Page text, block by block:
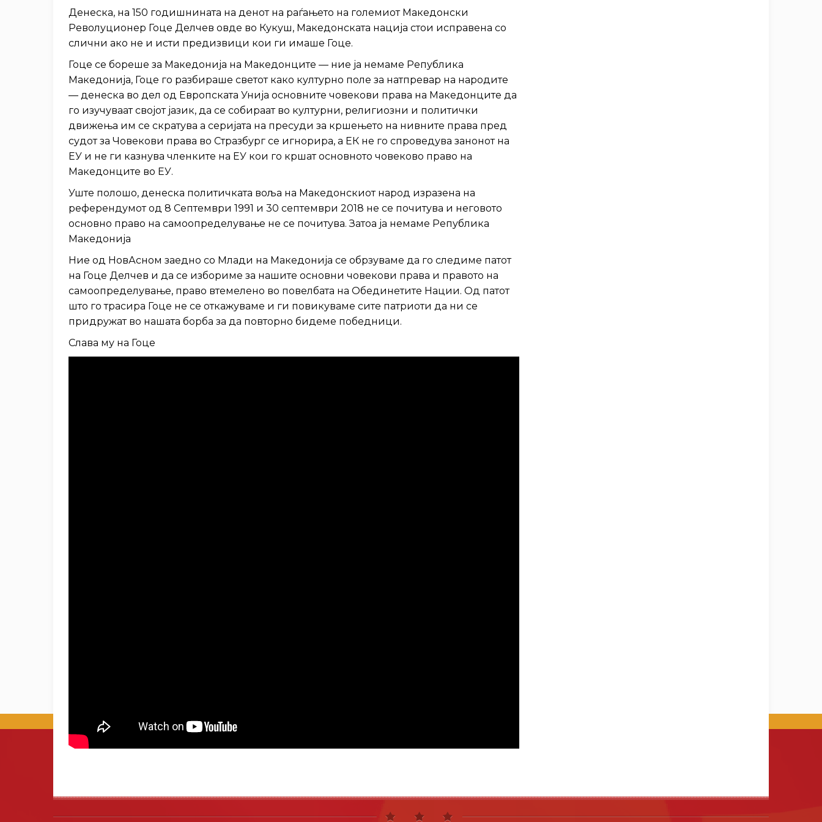
Денеска, на 150 годишнината на денот на раѓањето на големиот Македонски
Револуционер Гоце Делчев овде во Кукуш, Македонската нација стои исправена со
слични ако не и исти предизвици кои ги имаше Гоце.
Гоце се бореше за Македонија на Македонците — ние ја немаме Република
Македонија, Гоце го разбираше светот како културно поле за натпревар на народите
— денеска во дел од Европската Унија основните човекови права на Македонците да
го изучуваат својот јазик, да се собираат во културни, религиозни и политички
движења им се скратува а серијата на пресуди за кршењето на нивните права пред
судот за Човекови права во Стразбург се игнорира, а ЕК не го спроведува занонот на
ЕУ и не ги казнува членките на ЕУ кои го кршат основното човеково право на
Македонците во ЕУ.
Уште полошо, денеска политичката воља на Македонскиот народ изразена на
референдумот од 8 Септември 1991 и 30 септември 2018 не се почитува и неговото
основно право на самоопределување не се почитува. Затоа ја немаме Република
Македонија
Ние од НовАсном заедно со Млади на Македонија се обрзуваме да го следиме патот
на Гоце Делчев и да се избориме за нашите основни човекови права и правото на
самоопределување, право втемелено во повелбата на Обединетите Нации. Од патот
што го трасира Гоце не се откажуваме и ги повикуваме сите патриоти да ни се
придружат во нашата борба за да повторно бидеме победници.
Слава му на Гоце